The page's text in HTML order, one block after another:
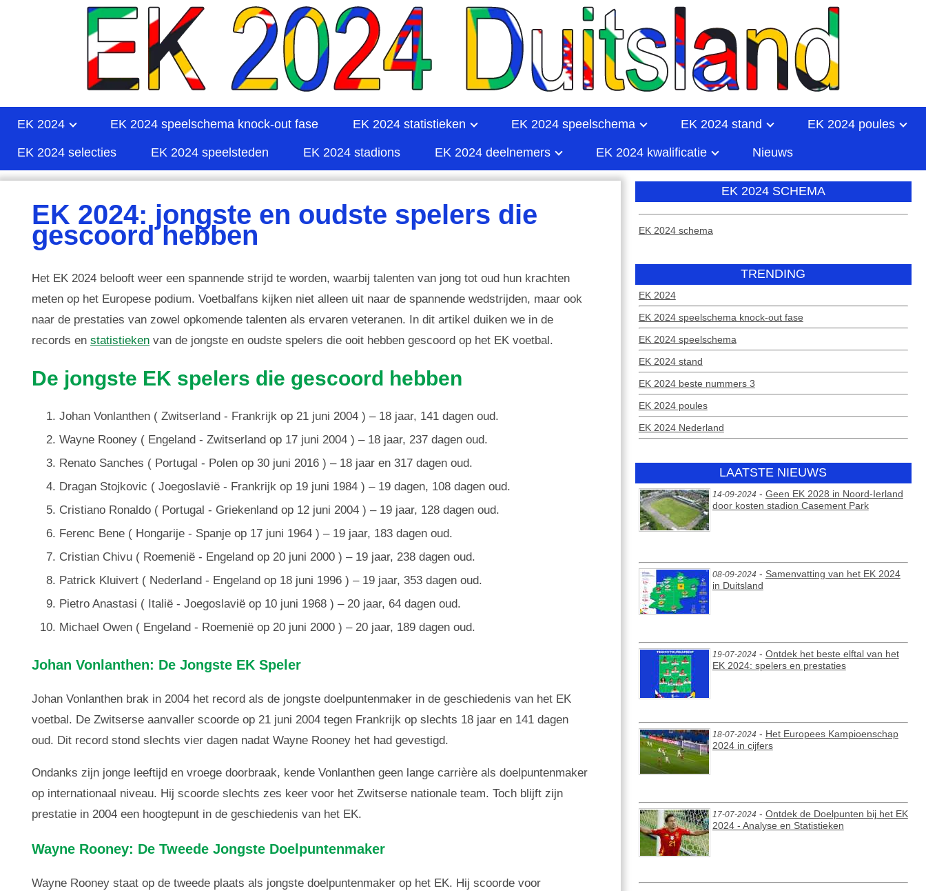
EK 2024 EK 2024 speelschema knock-out fase EK 2024 statistieken EK 2024 speelschema EK 2024 stand EK 2024 poules
EK 2024 selecties EK 2024 speelsteden EK 2024 stadions EK 2024 deelnemers EK 2024 kwalificatie Nieuws
EK 2024: jongste en oudste spelers die
gescoord hebben
Het EK 2024 belooft weer een spannende strijd te worden, waarbij talenten van jong tot oud hun krachten
meten op het Europese podium. Voetbalfans kijken niet alleen uit naar de spannende wedstrijden, maar ook
naar de prestaties van zowel opkomende talenten als ervaren veteranen. In dit artikel duiken we in de
records enstatistieken van de jongste en oudste spelers die ooit hebben gescoord op het EK voetbal.
De jongste EK spelers die gescoord hebben
Johan Vonlanthen ( Zwitserland - Frankrijk op 21 juni 2004 ) – 18 jaar, 141 dagen oud.
Wayne Rooney ( Engeland - Zwitserland op 17 juni 2004 ) – 18 jaar, 237 dagen oud.
Renato Sanches ( Portugal - Polen op 30 juni 2016 ) – 18 jaar en 317 dagen oud.
Dragan Stojkovic ( Joegoslavië - Frankrijk op 19 juni 1984 ) – 19 dagen, 108 dagen oud.
Cristiano Ronaldo ( Portugal - Griekenland op 12 juni 2004 ) – 19 jaar, 128 dagen oud.
Ferenc Bene ( Hongarije - Spanje op 17 juni 1964 ) – 19 jaar, 183 dagen oud.
Cristian Chivu ( Roemenië - Engeland op 20 juni 2000 ) – 19 jaar, 238 dagen oud.
Patrick Kluivert ( Nederland - Engeland op 18 juni 1996 ) – 19 jaar, 353 dagen oud.
Pietro Anastasi ( Italië - Joegoslavië op 10 juni 1968 ) – 20 jaar, 64 dagen oud.
Michael Owen ( Engeland - Roemenië op 20 juni 2000 ) – 20 jaar, 189 dagen oud.
Johan Vonlanthen: De Jongste EK Speler
Johan Vonlanthen brak in 2004 het record als de jongste doelpuntenmaker in de geschiedenis van het EK
voetbal. De Zwitserse aanvaller scoorde op 21 juni 2004 tegen Frankrijk op slechts 18 jaar en 141 dagen
oud. Dit record stond slechts vier dagen nadat Wayne Rooney het had gevestigd.
Ondanks zijn jonge leeftijd en vroege doorbraak, kende Vonlanthen geen lange carrière als doelpuntenmaker
op internationaal niveau. Hij scoorde slechts zes keer voor het Zwitserse nationale team. Toch blijft zijn
prestatie in 2004 een hoogtepunt in de geschiedenis van het EK.
Wayne Rooney: De Tweede Jongste Doelpuntenmaker
Wayne Rooney staat op de tweede plaats als jongste doelpuntenmaker op het EK. Hij scoorde voor
EK 2024 SCHEMA
EK 2024 schema
TRENDING
EK 2024
EK 2024 speelschema knock-out fase
EK 2024 speelschema
EK 2024 stand
EK 2024 beste nummers 3
EK 2024 poules
EK 2024 Nederland
LAATSTE NIEUWS
14-09-2024 - Geen EK 2028 in Noord-Ierland
door kosten stadion Casement Park
08-09-2024 - Samenvatting van het EK 2024
in Duitsland
19-07-2024 - Ontdek het beste elftal van het
EK 2024: spelers en prestaties
18-07-2024 - Het Europees Kampioenschap
2024 in cijfers
17-07-2024 - Ontdek de Doelpunten bij het EK
2024 - Analyse en Statistieken